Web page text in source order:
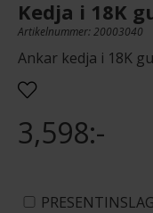
Kedja i 18K
Artikelnummer: 20003040
Ankar kedja i 18K
3,598:-